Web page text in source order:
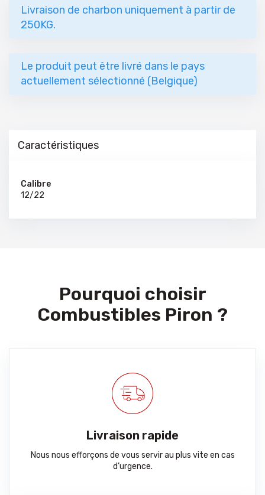
Livraison de charbon uniquement à partir de
250KG.
Le produit peut être livré dans le pays
actuellement sélectionné (Belgique)
Caractéristiques
Calibre
12/22
Pourquoi choisir
Combustibles Piron ?
Livraison rapide
Nous nous efforçons de vous servir au plus vite en cas
d’urgence.